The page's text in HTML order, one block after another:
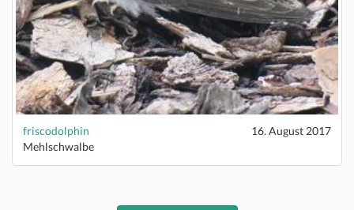
friscodolphin
16. August 2017
Mehlschwalbe